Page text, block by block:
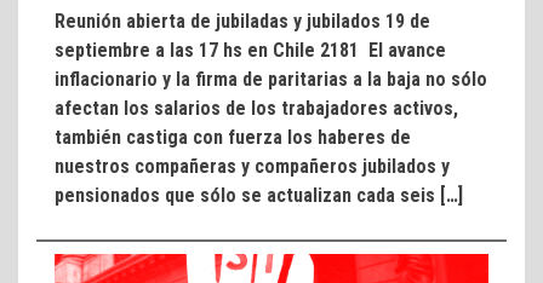
Reunión abierta de jubiladas y jubilados 19 de
septiembre a las 17 hs en Chile 2181 El avance
inflacionario y la firma de paritarias a la baja no sólo
afectan los salarios de los trabajadores activos,
también castiga con fuerza los haberes de
nuestros compañeras y compañeros jubilados y
pensionados que sólo se actualizan cada seis […]